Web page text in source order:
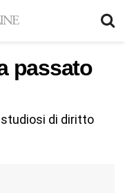
passato
di diritto